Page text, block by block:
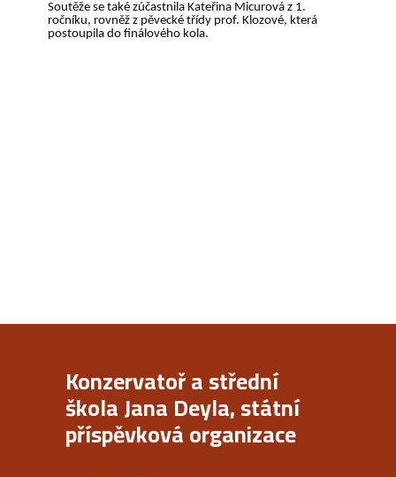
Soutěže se také zúčastnila Kateřina Micurová z 1.
ročníku, rovněž z pěvecké třídy prof. Klozové, která
postoupila do finálového kola.
Konzervatoř a střední
škola Jana Deyla, státní
příspěvková organizace